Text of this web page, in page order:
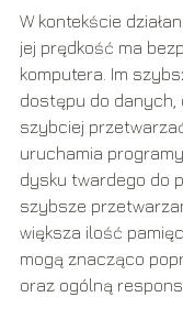
W kontekście
jej prędkość ma
komputera. Im
dostępu do danych,
szybciej
uruchamia
dysku twardego do
szybsze
większa ilość
mogą znacząco
oraz ogólną